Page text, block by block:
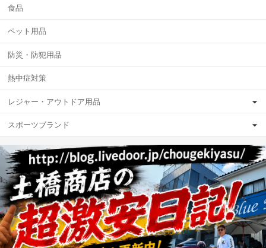
食品
ペット用品
防災・防犯用品
熱中症対策
レジャー・アウトドア用品
スポーツブランド